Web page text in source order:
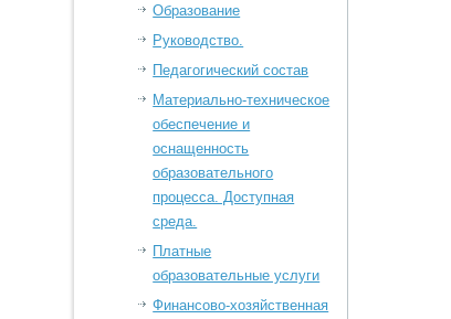
Образование
Руководство.
Педагогический состав
Материально-техническое
обеспечение и
оснащенность
образовательного
процесса. Доступная
среда.
Платные
образовательные услуги
Финансово-хозяйственная